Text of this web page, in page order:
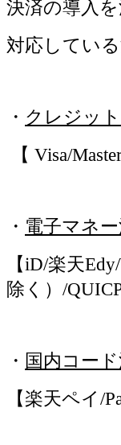
決済の導入
対応してい
・ クレジッ
【 Visa/
・ 電子マネ
【iD/楽天
除く）/
・ 国内コー
【楽天ペイ/